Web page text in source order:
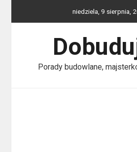
niedziela, 9 sierpnia,
Porady budowlane,